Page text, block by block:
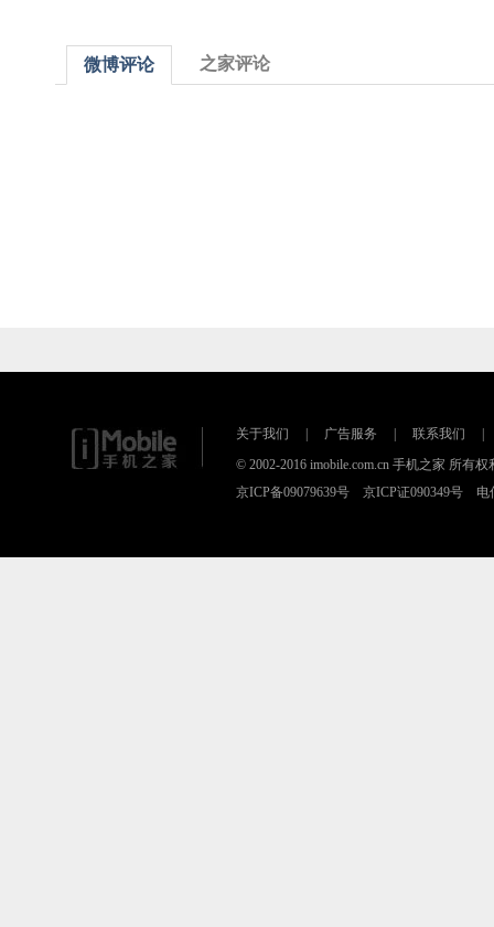
微博评论 之家评论
关于我们 广告服务 联系我们
© 2002-2016 imobile.com.cn 手机之家 所有
京ICP备09079639号 京ICP证090349号 电